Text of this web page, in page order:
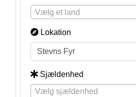
Vælg et land
Lokation
Sjældenhed
Vælg sjældenhed